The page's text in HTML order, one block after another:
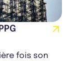
fois son